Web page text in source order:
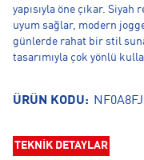
yapısıyla öne çıkar.
uyum sağlar, modern
günlerde rahat bir stil
tasarımıyla çok yönlü
ÜRÜN KODU:
TEKNİK DETAYLAR